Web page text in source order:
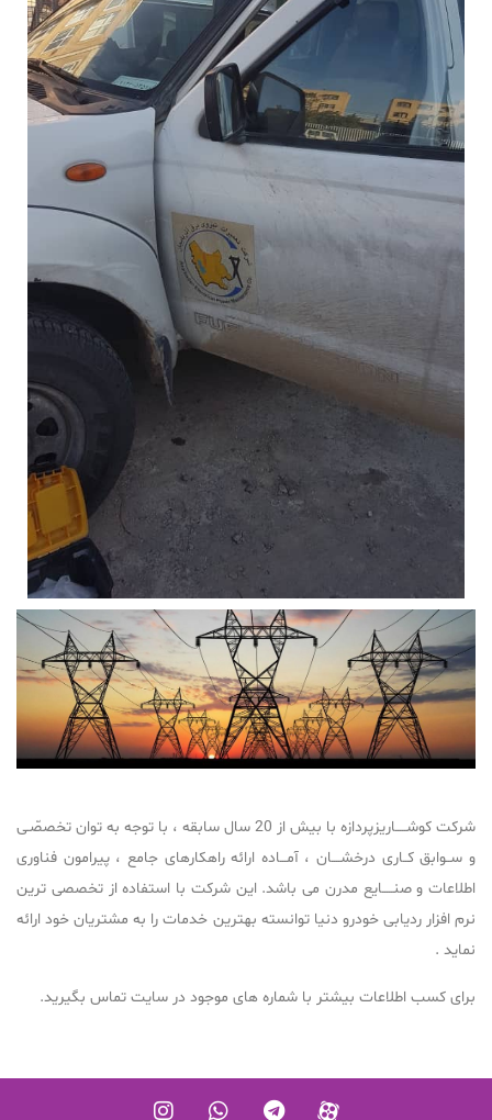
شرکت کوشـــــاریزپردازه با بیش از 20 سال سابقه ، با توجه به توان تخصصّـی
و ســوابق کــاری درخشــــان ، آمـــاده ارائه راهکارهای جامع ، پیرامون فناوری
اطلاعات و صنـــــایع مدرن می باشد. این شرکت با استفاده از تخصصی ترین
نرم افزار ردیابی خودرو دنیا توانسته بهترین خدمات را به مشتریان خود ارائه
نماید .
برای کسب اطلاعات بیشتر با شماره های موجود در سایت تماس بگیرید.